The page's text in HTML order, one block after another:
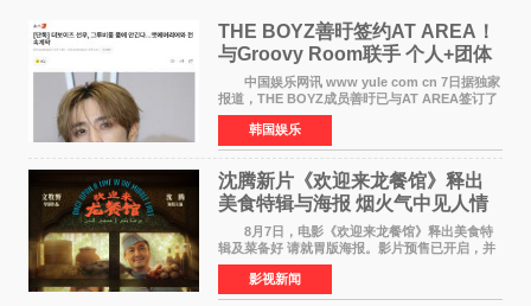
THE BOYZ善旴签约AT AREA！
与Groovy Room联手 个人+团体
活动并行
中国娱乐网讯 www yule com cn 7日据独家
报道，THE BOYZ成员善旴已与AT AREA签订了
专属合约。AT AREA是由知名制作人组合
Groovy Room创立的hip-hop厂牌，旗下拥有多
位实力派音乐人，在韩
韩国娱乐
沈腾新片《欢迎来龙餐馆》释出
美食特辑与海报 烟火气中见人情
温暖
8月7日，电影《欢迎来龙餐馆》释出美食特
辑及菜备好 请就胃版海报。影片预售已开启，并
将于8月8日至10日14:00-21:00举行全国超前点
映。电影《欢迎来龙餐馆》作为战争美食喜剧大
片，讲述了中国
影视新闻